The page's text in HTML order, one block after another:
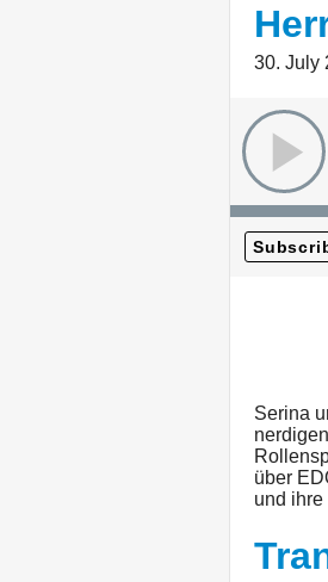
30. July
Serina
über
und